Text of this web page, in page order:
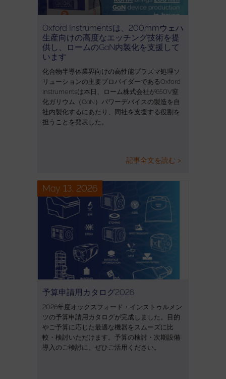
Oxford Instrumentsは、200mmウェハ
生産向けの高度なエッチング技術を提
供し、ロームのGaN内製化を支援して
います
化合物半導体業界向けの高性能プラズマ処理ソ
リューションの主要プロバイダーであるOxford
Instrumentsは本日、ローム株式会社が650V窒
化ガリウム（GaN）パワーデバイスの製造を自
社内製化するにあたり、同社を支援する役割を
担うことを発表した。
記事全文を読む >
May 13, 2026
予算申請用カタログ2026
2026年度オックスフォード・インストゥルメン
ツの予算申請用カタログが完成しました。目的
やご予算に応じた最適な機器をスムーズに比
較・検討いただけます。予算の検討・次期設備
導入のご検討に、ぜひご活用ください。